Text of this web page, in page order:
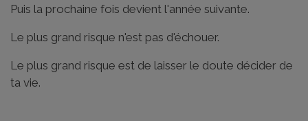
Puis la prochaine fois devient l'année suivante.
Le plus grand risque n'est pas d'échouer.
Le plus grand risque est de laisser le doute décider de
ta vie.